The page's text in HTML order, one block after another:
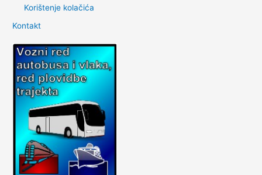
Korištenje kolačića
Kontakt